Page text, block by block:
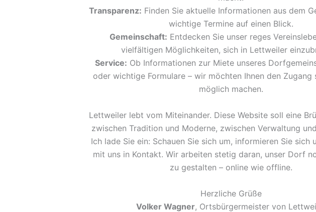
Transparenz: Finden Sie aktuelle Informationen aus dem
wichtige Termine auf einen Blick.
Gemeinschaft: Entdecken Sie unser reges
vielfältigen Möglichkeiten, sich in Lettweiler
Service: Ob Informationen zur Miete unseres
oder wichtige Formulare – wir möchten Ihnen den Zugang
möglich machen.
Lettweiler lebt vom Miteinander. Diese Website soll eine
zwischen Tradition und Moderne, zwischen Verwaltung
Ich lade Sie ein: Schauen Sie sich um, informieren Sie sich
mit uns in Kontakt. Wir arbeiten stetig daran, unser Dorf
zu gestalten – online wie offline.
Herzliche Grüße
Volker Wagner, Ortsbürgermeister von